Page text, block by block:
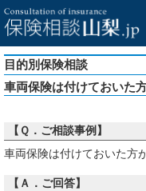
目的別保険相談
車両保険は付けておいた
【Ｑ．ご相談事例】
車両保険は付けておいた方
【Ａ．ご回答】